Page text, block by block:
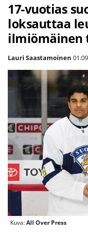
17-vuotias
loksauttaa
ilmiömäinen
Lauri Saastamoinen
Kuva:All Over Press